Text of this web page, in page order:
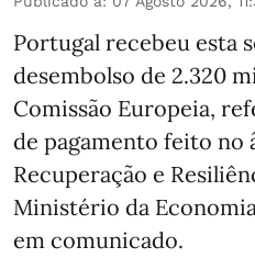
Portugal recebeu esta
desembolso de 2.320
Comissão Europeia,
de pagamento feito no
Recuperação e
Ministério da
em comunicado.